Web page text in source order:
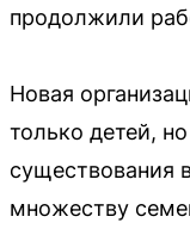
продолжили
Новая
только детей,
существования
множеству